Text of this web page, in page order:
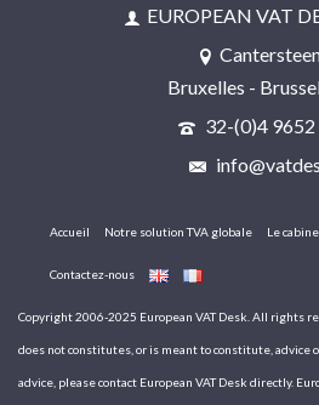
EUROPEAN VAT
Bruxelles -
32-(0)4 9652
Accueil Notre solution TVA globale Le
Contactez-nous
Copyright 2006-2025 European VAT Desk. All rights
does not constitutes, or is meant to constitute, advice
advice, please contact European VAT Desk directly.